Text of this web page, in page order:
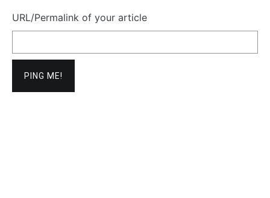
URL/Permalink of your article